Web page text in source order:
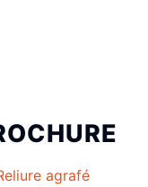
agrafé